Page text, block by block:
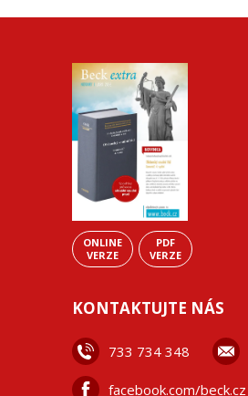
ONLINE
VERZE
PDF
VERZE
KONTAKTUJTE NÁS
733 734 348
facebook.com/beck.cz